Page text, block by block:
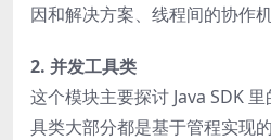
因和解决方案、线程间的协作机
2. 并发工具类
这个模块主要探讨 Java SDK
具类大部分都是基于管程实现